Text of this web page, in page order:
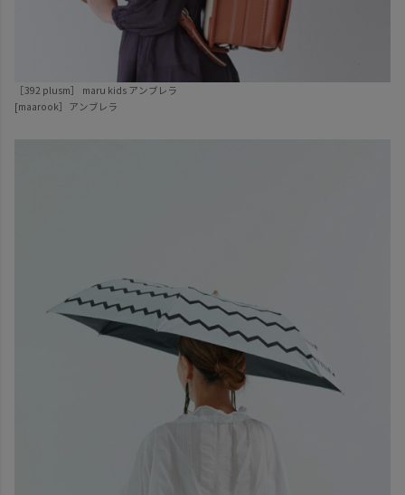
［392 plusm］ maru kids アンブレラ
[maarook］アンブレラ